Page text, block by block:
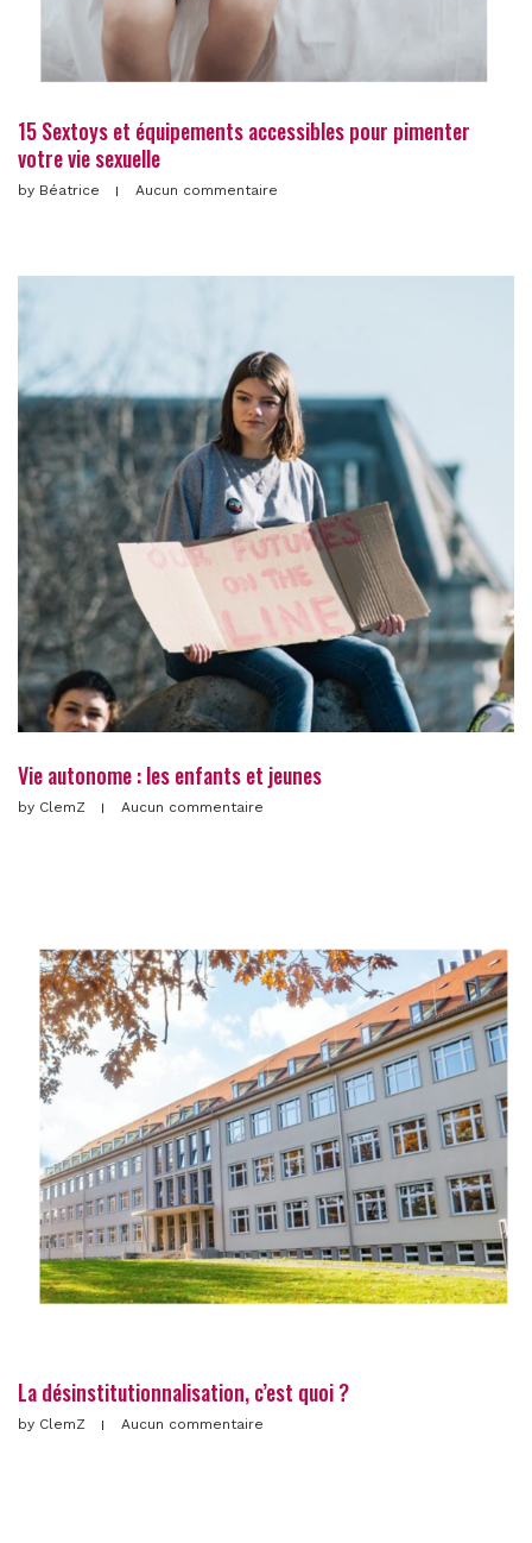
15 Sextoys et équipements accessibles pour pimenter
votre vie sexuelle
by Béatrice Aucun commentaire
Vie autonome : les enfants et jeunes
by ClemZ Aucun commentaire
La désinstitutionnalisation, c’est quoi ?
by ClemZ Aucun commentaire